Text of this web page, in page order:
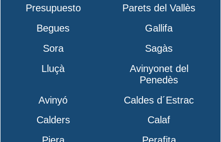
Presupuesto
Parets del Vallès
Begues
Gallifa
Sora
Sagàs
Lluçà
Avinyonet del
Penedès
Avinyó
Caldes d´Estrac
Calders
Calaf